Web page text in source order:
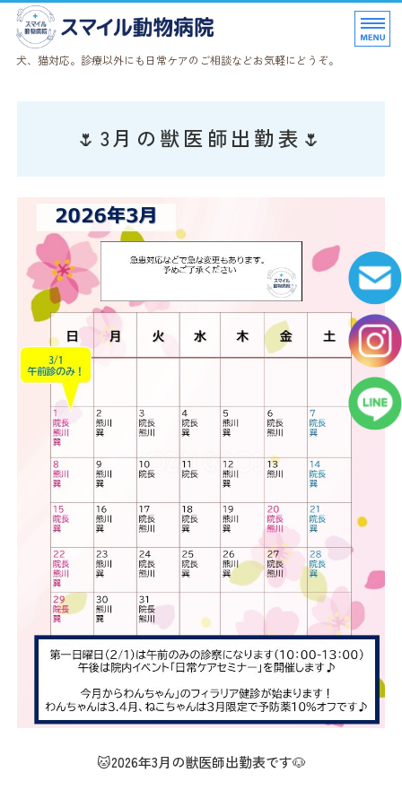
スマイル動物病院｜奈良県
犬、猫対応。診療以外にも日常ケアのご相談などお気軽にどうぞ。
診療科目
猫にやさしい病院
ペットサービス
🌷3月の獣医師出勤表🌷
🐱2026年3月の獣医師出勤表です🐶